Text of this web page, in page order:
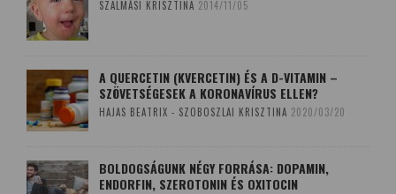
SZALMÁSI KRISZTINA 2014/11/05
A QUERCETIN (KVERCETIN) ÉS A D-VITAMIN –
SZÖVETSÉGESEK A KORONAVÍRUS ELLEN?
HAJAS BEATRIX - SZOBOSZLAI KRISZTINA 2020/03/20
BOLDOGSÁGUNK NÉGY FORRÁSA: DOPAMIN,
ENDORFIN, SZEROTONIN ÉS OXITOCIN